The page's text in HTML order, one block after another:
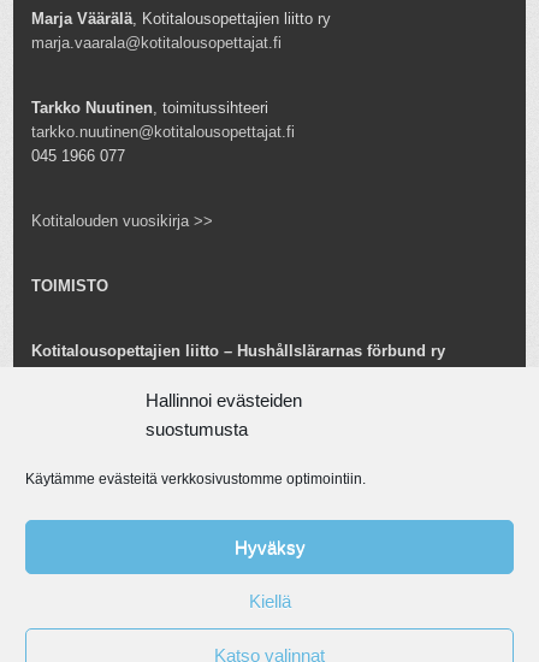
Hallinnoi evästeiden
suostumusta
Käytämme evästeitä verkkosivustomme optimointiin.
Hyväksy
Kiellä
Katso valinnat
Marja Väärälä , Kotitalousopettajien liitto ry
marja.vaarala@kotitalousopettajat.fi
Tarkko Nuutinen, toimitussihteeri
tarkko.nuutinen@kotitalousopettajat.fi
045 1966 077
Kotitalouden vuosikirja >>
TOIMISTO
Kotitalousopettajien liitto – Hushållslärarnas förbund ry
toimisto@kotitalousopettajat.fi
Tarkko Nuutinen
tarkko.nuutinen@kotitalousopettajat.fi
© Kotitalousopettajien liitto ry. Aineiston kaupallinen ja taloudellinen